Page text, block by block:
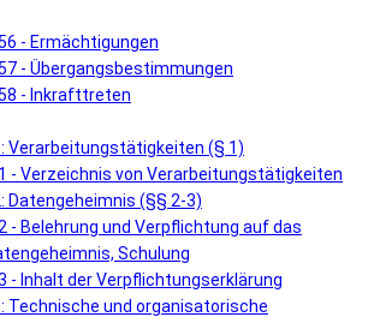
- Ermächtigungen
- Übergangsbestimmungen
- Inkrafttreten
Verarbeitungstätigkeiten (§ 1)
- Verzeichnis von Verarbeitungstätigkeiten
Datengeheimnis (§§ 2-3)
- Belehrung und Verpflichtung auf das
Schulung
- Inhalt der Verpflichtungserklärung
Technische und organisatorische